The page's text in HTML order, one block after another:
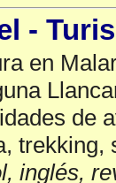
-
en
de
trekking,
inglés,